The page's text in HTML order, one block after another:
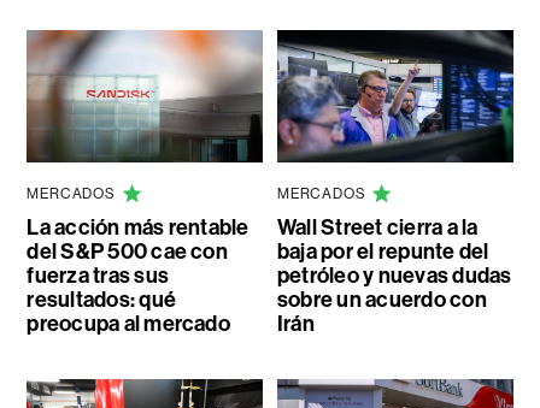
MERCADOS
La acción más rentable
del S&P 500 cae con
fuerza tras sus
resultados: qué
preocupa al mercado
MERCADOS
Wall Street cierra a la
baja por el repunte del
petróleo y nuevas dudas
sobre un acuerdo con
Irán